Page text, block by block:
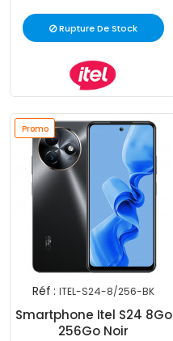
Rupture De Stock
Promo
Réf : ITEL-S24-8/256-BK
Smartphone Itel S24 8Go
256Go Noir